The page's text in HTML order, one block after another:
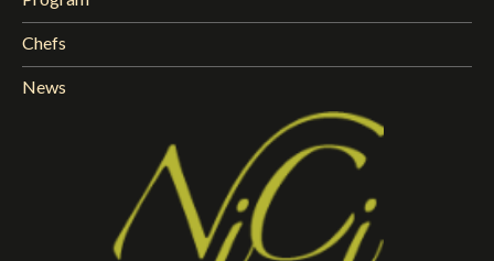
Chefs
News